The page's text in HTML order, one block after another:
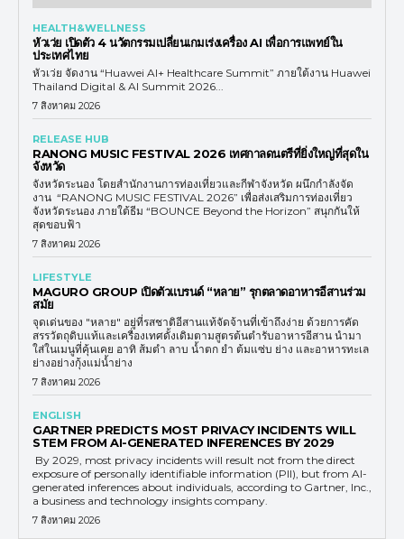
HEALTH&WELLNESS
หัวเว่ย เปิดตัว 4 นวัตกรรมเปลี่ยนเกมเร่งเครื่อง AI เพื่อการแพทย์ใน
ประเทศไทย
หัวเว่ย จัดงาน “Huawei AI+ Healthcare Summit” ภายใต้งาน Huawei
Thailand Digital & AI Summit 2026...
7 สิงหาคม 2026
RELEASE HUB
RANONG MUSIC FESTIVAL 2026 เทศกาลดนตรีที่ยิ่งใหญ่ที่สุดใน
จังหวัด
จังหวัดระนอง โดยสำนักงานการท่องเที่ยวและกีฬาจังหวัด ผนึกกำลังจัด
งาน “RANONG MUSIC FESTIVAL 2026” เพื่อส่งเสริมการท่องเที่ยว
จังหวัดระนอง ภายใต้ธีม “BOUNCE Beyond the Horizon” สนุกกันให้
สุดขอบฟ้า
7 สิงหาคม 2026
LIFESTYLE
MAGURO GROUP เปิดตัวแบรนด์ “หลาย” รุกตลาดอาหารอีสานร่วม
สมัย
จุดเด่นของ "หลาย" อยู่ที่รสชาติอีสานแท้จัดจ้านที่เข้าถึงง่าย ด้วยการคัด
สรรวัตถุดิบแท้และเครื่องเทศดั้งเดิมตามสูตรต้นตำรับอาหารอีสาน นำมา
ใส่ในเมนูที่คุ้นเคย อาทิ ส้มตำ ลาบ น้ำตก ยำ ต้มแซ่บ ย่าง และอาหารทะเล
ย่างอย่างกุ้งแม่น้ำย่าง
7 สิงหาคม 2026
ENGLISH
GARTNER PREDICTS MOST PRIVACY INCIDENTS WILL
STEM FROM AI-GENERATED INFERENCES BY 2029
By 2029, most privacy incidents will result not from the direct
exposure of personally identifiable information (PII), but from AI-
generated inferences about individuals, according to Gartner, Inc.,
a business and technology insights company.
7 สิงหาคม 2026